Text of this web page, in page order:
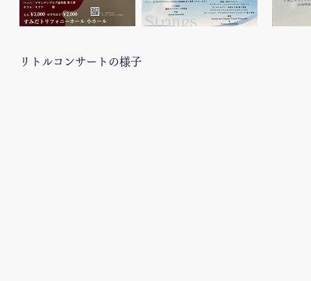
​リトルコンサートの様子​